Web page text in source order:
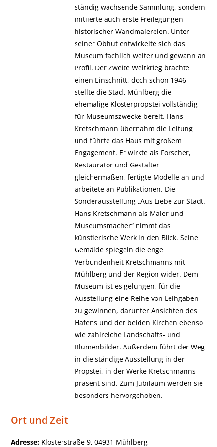
ständig wachsende Sammlung, sondern
initiierte auch erste Freilegungen
historischer Wandmalereien. Unter
seiner Obhut entwickelte sich das
Museum fachlich weiter und gewann an
Profil. Der Zweite Weltkrieg brachte
einen Einschnitt, doch schon 1946
stellte die Stadt Mühlberg die
ehemalige Klosterpropstei vollständig
für Museumszwecke bereit. Hans
Kretschmann übernahm die Leitung
und führte das Haus mit großem
Engagement. Er wirkte als Forscher,
Restaurator und Gestalter
gleichermaßen, fertigte Modelle an und
arbeitete an Publikationen. Die
Sonderausstellung „Aus Liebe zur Stadt.
Hans Kretschmann als Maler und
Museumsmacher“ nimmt das
künstlerische Werk in den Blick. Seine
Gemälde spiegeln die enge
Verbundenheit Kretschmanns mit
Mühlberg und der Region wider. Dem
Museum ist es gelungen, für die
Ausstellung eine Reihe von Leihgaben
zu gewinnen, darunter Ansichten des
Hafens und der beiden Kirchen ebenso
wie zahlreiche Landschafts- und
Blumenbilder. Außerdem führt der Weg
in die ständige Ausstellung in der
Propstei, in der Werke Kretschmanns
präsent sind. Zum Jubiläum werden sie
besonders hervorgehoben.
Ort und Zeit
Adresse: Klosterstraße 9, 04931 Mühlberg